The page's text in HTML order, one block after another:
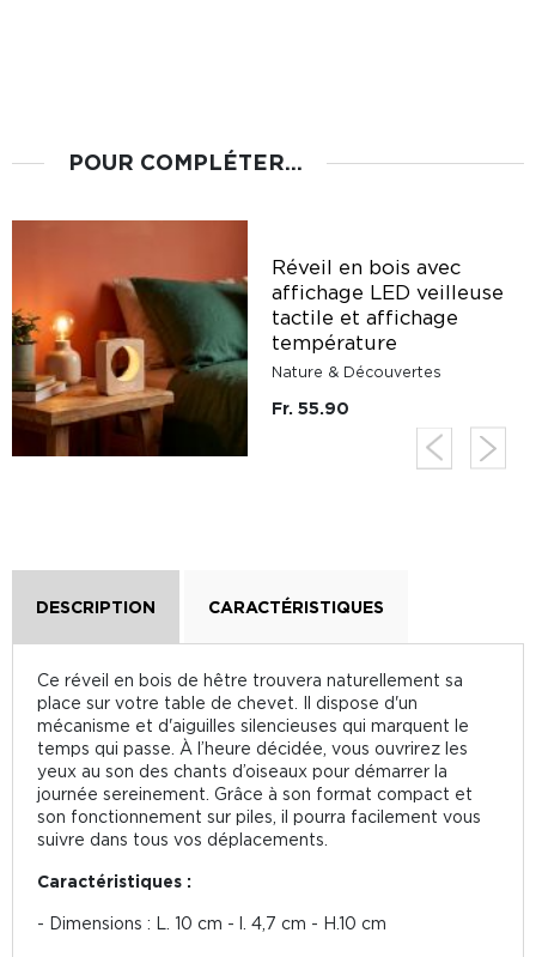
POUR COMPLÉTER...
Réveil en bois avec
affichage LED veilleuse
tactile et affichage
température
Nature & Découvertes
Fr. 55.90
DESCRIPTION CARACTÉRISTIQUES
Ce réveil en bois de hêtre trouvera naturellement sa
place sur votre table de chevet. Il dispose d'un
mécanisme et d'aiguilles silencieuses qui marquent le
temps qui passe. À l’heure décidée, vous ouvrirez les
yeux au son des chants d’oiseaux pour démarrer la
journée sereinement. Grâce à son format compact et
son fonctionnement sur piles, il pourra facilement vous
suivre dans tous vos déplacements.
Caractéristiques :
- Dimensions : L. 10 cm - l. 4,7 cm - H.10 cm